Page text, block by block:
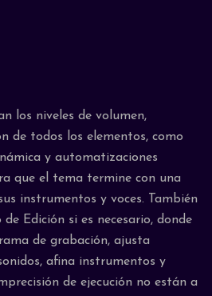
los niveles de volumen,
de todos los elementos, como
y automatizaciones
que el tema termine con una
instrumentos y voces. También
Edición si es necesario, donde
de grabación, ajusta
afina instrumentos y
de ejecución no están a